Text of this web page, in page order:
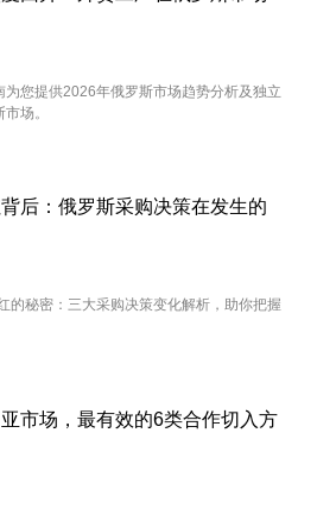
您提供2026年俄罗斯市场趋势分析及独立
场。
后：俄罗斯采购决策在发生的
的秘密：三大采购决策变化解析，助你把握
市场，最有效的6类合作切入方